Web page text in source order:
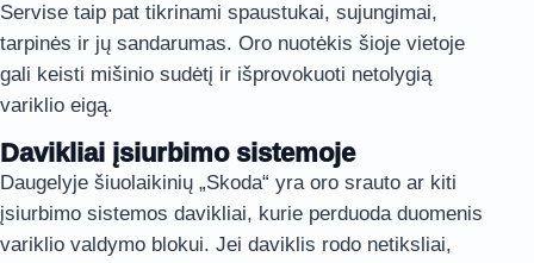
Servise taip pat tikrinami spaustukai, sujungimai,
tarpinės ir jų sandarumas. Oro nuotėkis šioje vietoje
gali keisti mišinio sudėtį ir išprovokuoti netolygią
variklio eigą.
Davikliai įsiurbimo sistemoje
Daugelyje šiuolaikinių „Skoda“ yra oro srauto ar kiti
įsiurbimo sistemos davikliai, kurie perduoda duomenis
variklio valdymo blokui. Jei daviklis rodo netiksliai,